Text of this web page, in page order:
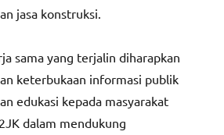
jasa konstruksi.
sama yang terjalin diharapkan
keterbukaan informasi publik
edukasi kepada masyarakat
dalam mendukung